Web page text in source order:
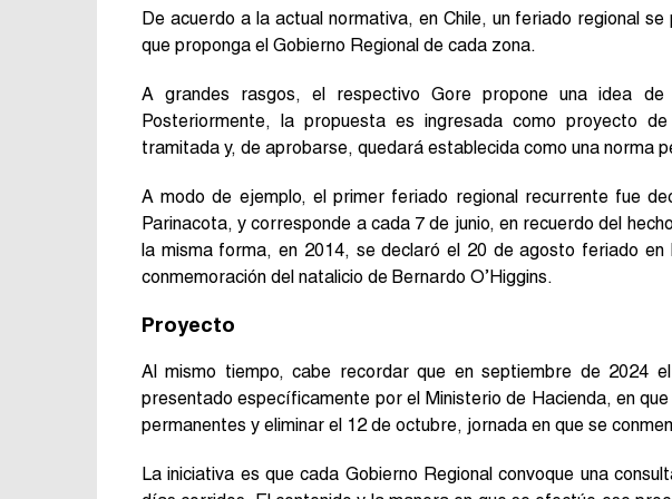
De acuerdo a la actual normativa, en Chile, un feriado regional
que proponga el Gobierno Regional de cada zona.
A grandes rasgos, el respectivo Gore propone una idea
Posteriormente, la propuesta es ingresada como proyecto
tramitada y, de aprobarse, quedará establecida como una norma
A modo de ejemplo, el primer feriado regional recurrente fue
Parinacota, y corresponde a cada 7 de junio, en recuerdo del
la misma forma, en 2014, se declaró el 20 de agosto feriado en
conmemoración del natalicio de Bernardo O’Higgins.
Proyecto
Al mismo tiempo, cabe recordar que en septiembre de 2024
presentado específicamente por el Ministerio de Hacienda, en
permanentes y eliminar el 12 de octubre, jornada en que se
La iniciativa es que cada Gobierno Regional convoque una